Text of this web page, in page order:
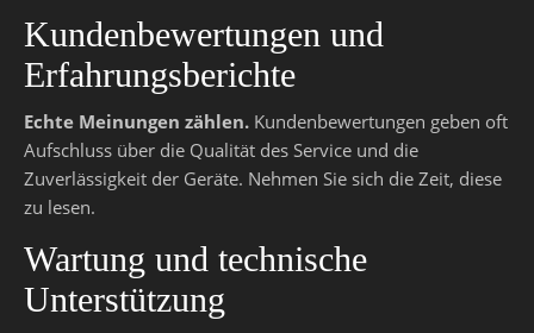
Kundenbewertungen und
Erfahrungsberichte
Echte Meinungen zählen. Kundenbewertungen geben oft
Aufschluss über die Qualität des Service und die
Zuverlässigkeit der Geräte. Nehmen Sie sich die Zeit, diese
zu lesen.
Wartung und technische
Unterstützung